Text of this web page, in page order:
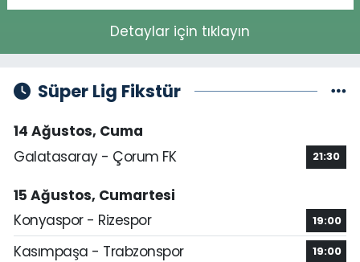
Detaylar için tıklayın
Süper Lig Fikstür
14 Ağustos, Cuma
Galatasaray - Çorum FK
21:30
15 Ağustos, Cumartesi
Konyaspor - Rizespor
19:00
Kasımpaşa - Trabzonspor 19:00